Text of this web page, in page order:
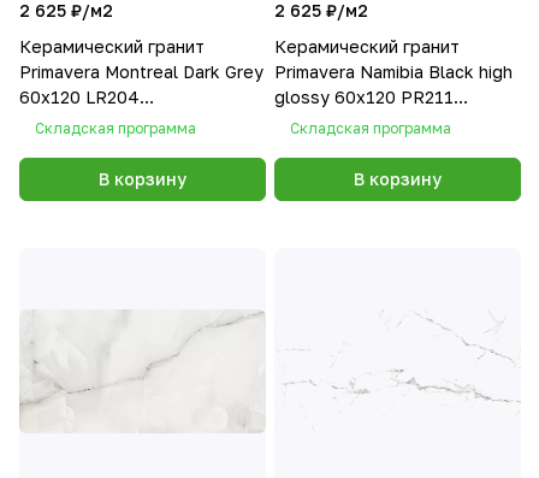
2 625 ₽/м2
Керамический гранит
Primavera Montreal Dark Grey
60х120 LR204
лаппатированный
Складская программа
В корзину
2 625 ₽/м2
Керамический гранит
Primavera Namibia Black high
glossy 60х120 PR211
глянцевый
Складская программа
В корзину